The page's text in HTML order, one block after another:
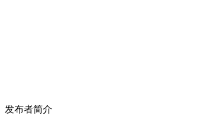
发布者简介